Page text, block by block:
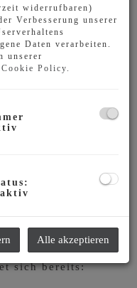
Grundstück
Sie!
sich bereits:
widerrufbaren)
Verbesserung unserer
Daten verarbeiten.
unserer
Cookie Policy.
Alle akzeptieren